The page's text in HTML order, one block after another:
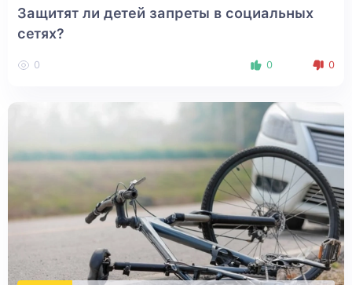
Защитят ли детей запреты в социальных
сетях?
0 0 0